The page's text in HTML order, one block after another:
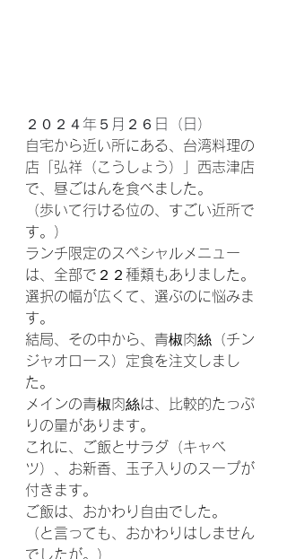
２０２４年５月２６日（日）
自宅から近い所にある、台湾料理の
店「弘祥（こうしょう）」西志津店
で、昼ごはんを食べました。
（歩いて行ける位の、すごい近所で
す。）
ランチ限定のスペシャルメニュー
は、全部で２２種類もありました。
選択の幅が広くて、選ぶのに悩みま
す。
結局、その中から、青椒肉絲（チン
ジャオロース）定食を注文しまし
た。
メインの青椒肉絲は、比較的たっぷ
りの量があります。
これに、ご飯とサラダ（キャベ
ツ）、お新香、玉子入りのスープが
付きます。
ご飯は、おかわり自由でした。
（と言っても、おかわりはしません
でしたが。）